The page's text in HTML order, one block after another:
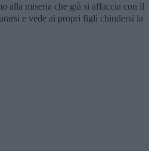
alla miseria che già si affaccia con il
e vede ai propri figli chiudersi la